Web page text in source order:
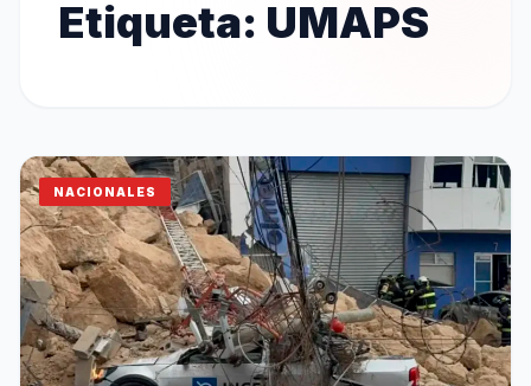
Etiqueta: UMAPS
NACIONALES